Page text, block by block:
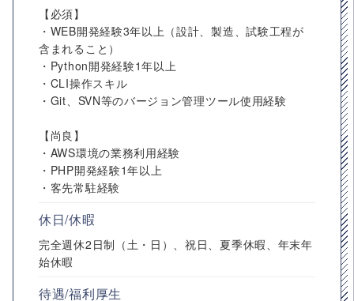
【必須】
・WEB開発経験3年以上（設計、製造、試験工程が
含まれること）
・Python開発経験1年以上
・CLI操作スキル
・Git、SVN等のバージョン管理ツール使用経験
【尚良】
・AWS環境の業務利用経験
・PHP開発経験1年以上
・客先常駐経験
休日/休暇
完全週休2日制（土・日）、祝日、夏季休暇、年末年
始休暇
待遇/福利厚生